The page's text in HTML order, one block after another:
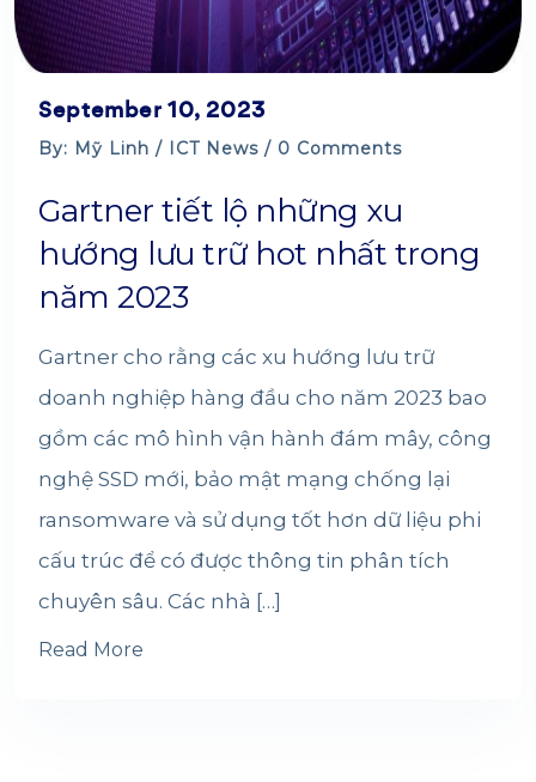
September 10, 2023
By: Mỹ Linh / ICT News / 0 Comments
Gartner tiết lộ những xu
hướng lưu trữ hot nhất trong
năm 2023
Gartner cho rằng các xu hướng lưu trữ
doanh nghiệp hàng đầu cho năm 2023 bao
gồm các mô hình vận hành đám mây, công
nghệ SSD mới, bảo mật mạng chống lại
ransomware và sử dụng tốt hơn dữ liệu phi
cấu trúc để có được thông tin phân tích
chuyên sâu. Các nhà […]
Read More